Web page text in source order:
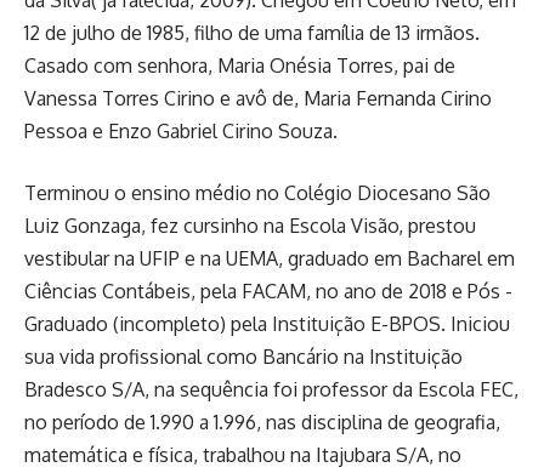
12 de julho de 1985, filho de uma família de 13 irmãos.
Casado com senhora, Maria Onésia Torres, pai de
Vanessa Torres Cirino e avô de, Maria Fernanda Cirino
Pessoa e Enzo Gabriel Cirino Souza.
Terminou o ensino médio no Colégio Diocesano São
Luiz Gonzaga, fez cursinho na Escola Visão, prestou
vestibular na UFIP e na UEMA, graduado em Bacharel em
Ciências Contábeis, pela FACAM, no ano de 2018 e Pós -
Graduado (incompleto) pela Instituição E-BPOS. Iniciou
sua vida profissional como Bancário na Instituição
Bradesco S/A, na sequência foi professor da Escola FEC,
no período de 1.990 a 1.996, nas disciplina de geografia,
matemática e física, trabalhou na Itajubara S/A, no